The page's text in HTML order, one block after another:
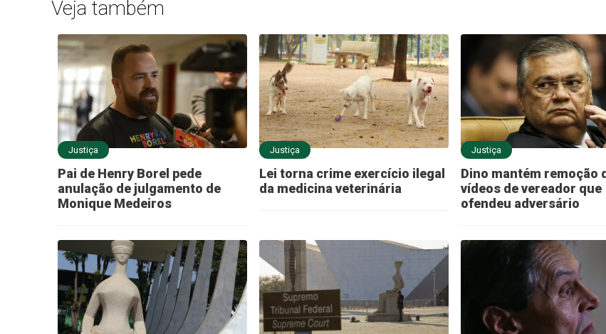
Veja também
Justiça
Pai de Henry Borel pede
anulação de julgamento de
Monique Medeiros
Justiça
Lei torna crime exercício ilegal
da medicina veterinária
Justiça
Dino mantém remoção
vídeos de vereador que
ofendeu adversário